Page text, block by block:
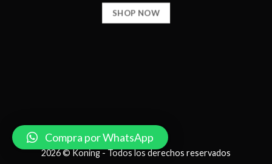
SHOP NOW
2026 © Koning - Todos los derechos reservados
Compra por WhatsApp